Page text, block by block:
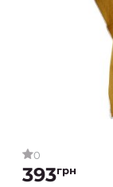
0
393грн